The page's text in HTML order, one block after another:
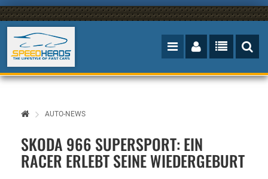
AUTO-NEWS
SKODA 966 SUPERSPORT: EIN
RACER ERLEBT SEINE WIEDERGEBURT